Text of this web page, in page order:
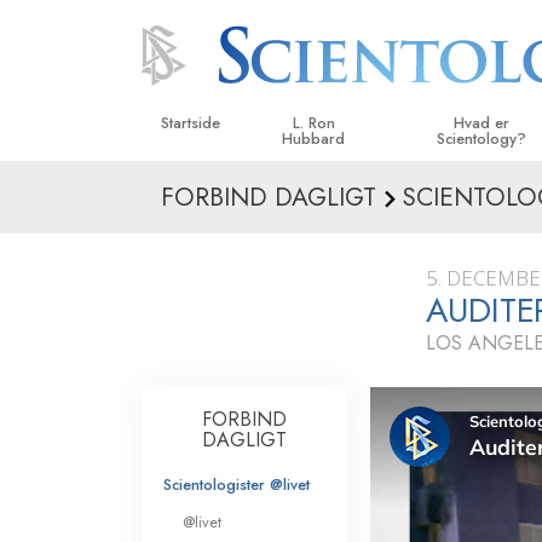
Startside L. Ron
Hubbard
Hvad er
Scientology?
Anskuelser og
Hvad scientologer
om Scientology
Indenfor i en Kirke
De
i Scientology
En introduktion til
FORBIND DAGLIGT
5.
LOS
FORBIND
DAGLIGT
Scientologister @livet
@livet